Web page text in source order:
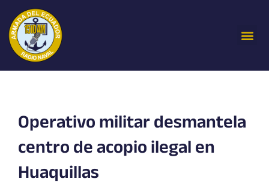
contenido
Operativo militar desmantela
centro de acopio ilegal en
Huaquillas